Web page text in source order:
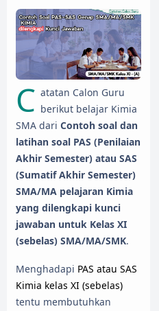
C atatan Calon Guru
berikut belajar Kimia
SMA dari Contoh soal dan
latihan soal PAS (Penilaian
Akhir Semester) atau SAS
(Sumatif Akhir Semester)
SMA/MA pelajaran Kimia
yang dilengkapi kunci
jawaban untuk Kelas XI
(sebelas) SMA/MA/SMK.
Menghadapi PAS atau SAS
Kimia kelas XI (sebelas)
tentu membutuhkan